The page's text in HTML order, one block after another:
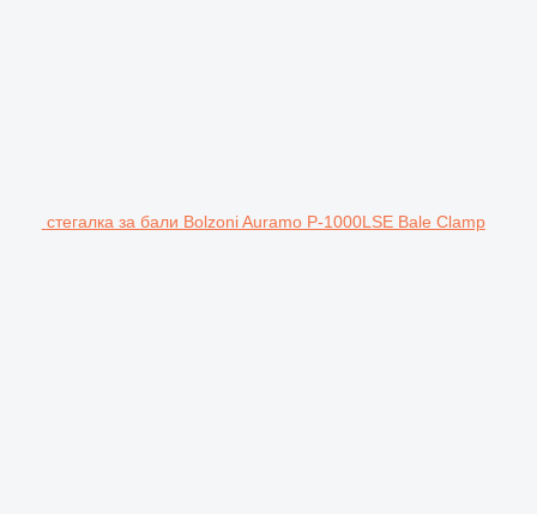
стегалка за бали Bolzoni Auramo P-1000LSE Bale Clamp